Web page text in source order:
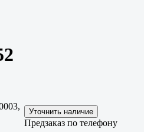
Предзаказ по телефону